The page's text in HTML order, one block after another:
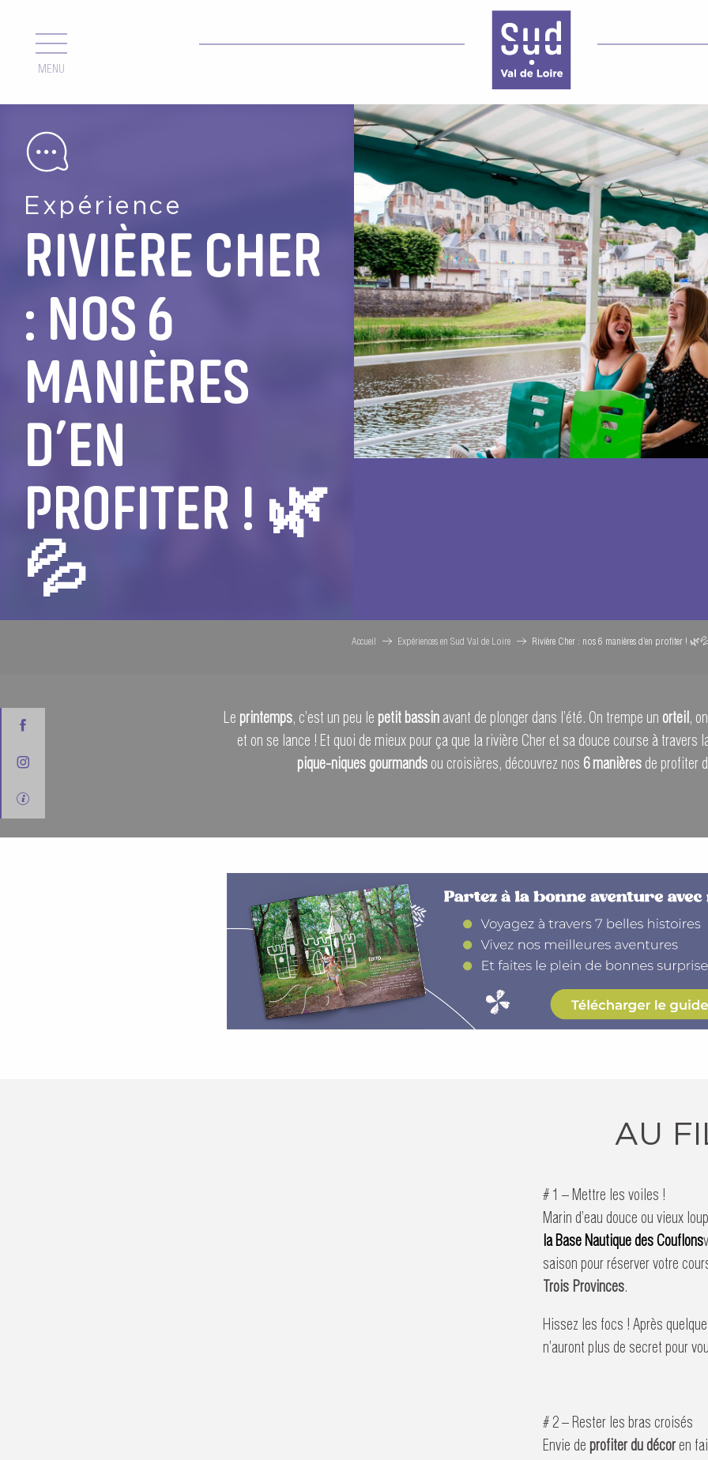
contenu
principalMENU
Expérience
RIVIÈRE CHER
: NOS 6
MANIÈRES
D’EN
PROFITER ! 🌿
💦
Accueil Expériences en Sud Val de Loire Rivière Cher : nos 6 manières d’en profiter !
Le printemps, c’est un peu le petit bassin avant de plonger dans l’été. On trempe un orteil ,
et on se lance ! Et quoi de mieux pour ça que la rivière Cher et sa douce course à travers
pique-niques gourmandsou croisières, découvrez nos 6 manièresde profiter
AU
# 1 – Mettre les voiles !
Marin d’eau douce ou vieux
la Base Nautique des Couflons
saison pour réserver votre
Trois Provinces.
Hissez les focs ! Après
n’auront plus de secret pour
# 2 – Rester les bras croisés
Envie de profiter du décor en